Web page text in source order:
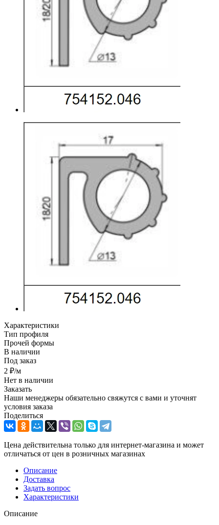
Характеристики
Тип профиля
Прочей формы
В наличии
Под заказ
2 ₽/м
Нет в наличии
Заказать
Наши менеджеры обязательно свяжутся с вами и уточнят
условия заказа
Поделиться
Цена действительна только для интернет-магазина и может
отличаться от цен в розничных магазинах
Описание
Доставка
Задать вопрос
Характеристики
Описание